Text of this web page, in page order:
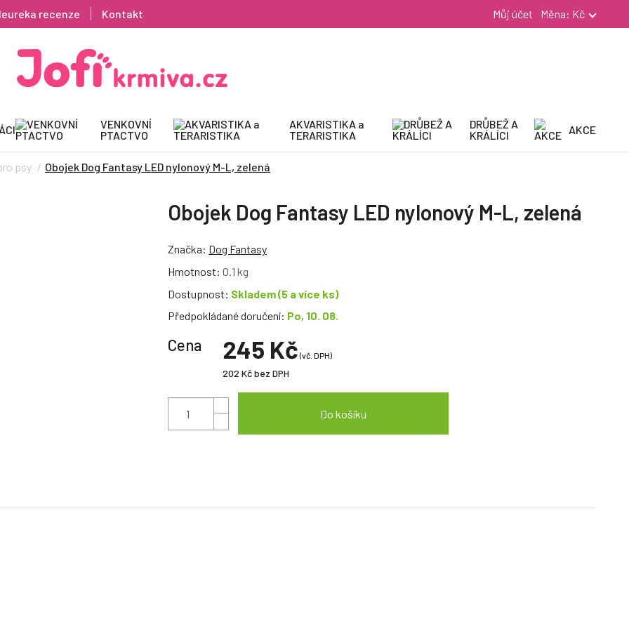
recenze Kontakt Můj účet Měna: Kč
VENKOVNÍ
PTACTVO
AKVARISTIKA a
TERARISTIKA
DRŮBEŽ A
KRÁLÍCI
AKCE
psy Obojek Dog Fantasy LED nylonový M-L, zelená
Obojek Dog Fantasy LED nylonový M-L, zelená
Značka: Dog Fantasy
Hmotnost: 0.1 kg
Dostupnost: Skladem(5 a více ks)
Předpokládané doručení: Po, 10. 08.
Cena 245 Kč(vč. DPH)
202 Kčbez DPH
Do košíku